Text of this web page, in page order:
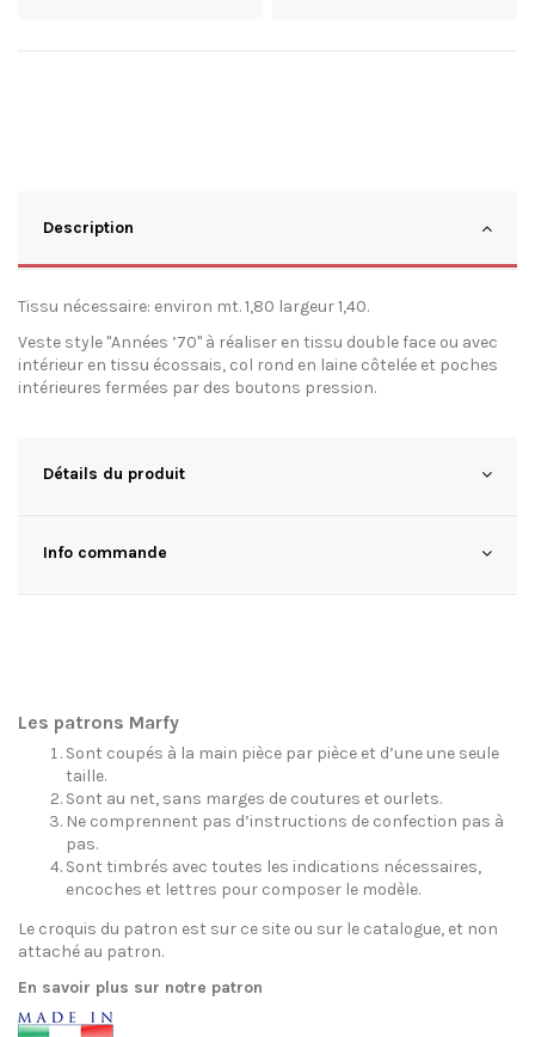
Description
Tissu nécessaire: environ mt. 1,80 largeur 1,40.
Veste style "Années ’70" à réaliser en tissu double face ou avec
intérieur en tissu écossais, col rond en laine côtelée et poches
intérieures fermées par des boutons pression.
Détails du produit
Info commande
Les patrons Marfy
Sont coupés à la main pièce par pièce et d’une une seule
taille.
Sont au net, sans marges de coutures et ourlets.
Ne comprennent pas d’instructions de confection pas à
pas.
Sont timbrés avec toutes les indications nécessaires,
encoches et lettres pour composer le modèle.
Le croquis du patron est sur ce site ou sur le catalogue, et non
attaché au patron.
En savoir plus sur notre patron